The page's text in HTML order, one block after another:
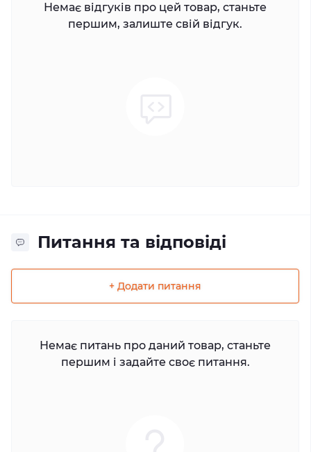
Немає відгуків про цей товар, станьте
першим, залиште свій відгук.
Питання та відповіді
+ Додати питання
Немає питань про даний товар, станьте
першим і задайте своє питання.